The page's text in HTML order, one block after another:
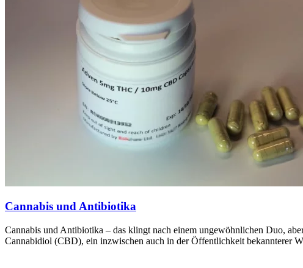
Cannabis und Antibiotika
Cannabis und Antibiotika – das klingt nach einem ungewöhnlichen Duo,
Cannabidiol (CBD), ein inzwischen auch in der Öffentlichkeit bekannterer